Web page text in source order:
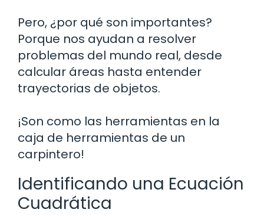
Pero, ¿por qué son importantes?
Porque nos ayudan a resolver
problemas del mundo real, desde
calcular áreas hasta entender
trayectorias de objetos.
¡Son como las herramientas en la
caja de herramientas de un
carpintero!
Identificando una Ecuación
Cuadrática